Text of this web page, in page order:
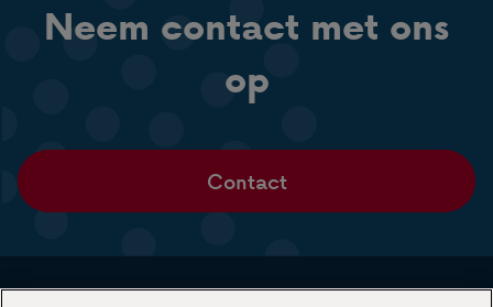
Neem contact met ons
op
Contact